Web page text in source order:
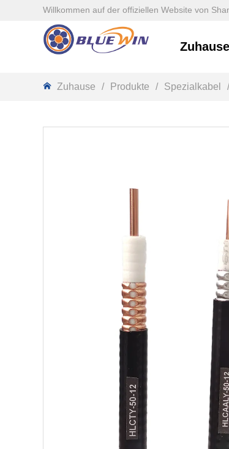
Willkommen auf der offiziellen Website von
Zuhause
Zuhause / Produkte / Spezialkabel